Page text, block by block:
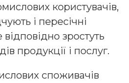
користувачів,
і пересічні
зростуть
продукції і послуг.
споживачів